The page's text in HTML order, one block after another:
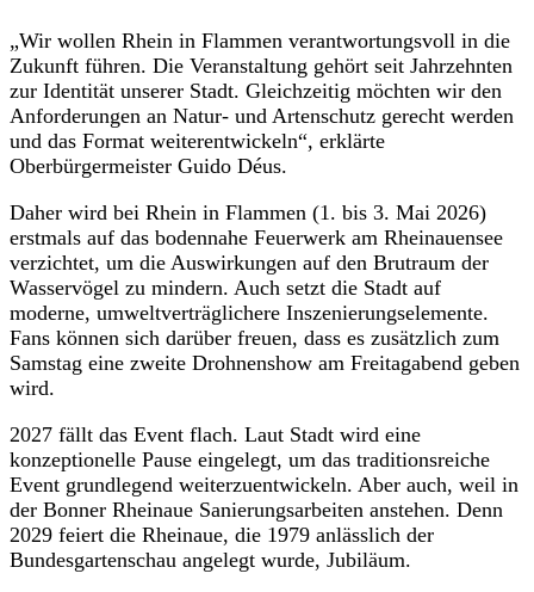
„Wir wollen Rhein in Flammen verantwortungsvoll in die
Zukunft führen. Die Veranstaltung gehört seit Jahrzehnten
zur Identität unserer Stadt. Gleichzeitig möchten wir den
Anforderungen an Natur- und Artenschutz gerecht werden
und das Format weiterentwickeln“, erklärte
Oberbürgermeister Guido Déus.
Daher wird bei Rhein in Flammen (1. bis 3. Mai 2026)
erstmals auf das bodennahe Feuerwerk am Rheinauensee
verzichtet, um die Auswirkungen auf den Brutraum der
Wasservögel zu mindern. Auch setzt die Stadt auf
moderne, umweltverträglichere Inszenierungselemente.
Fans können sich darüber freuen, dass es zusätzlich zum
Samstag eine zweite Drohnenshow am Freitagabend geben
wird.
2027 fällt das Event flach. Laut Stadt wird eine
konzeptionelle Pause eingelegt, um das traditionsreiche
Event grundlegend weiterzuentwickeln. Aber auch, weil in
der Bonner Rheinaue Sanierungsarbeiten anstehen. Denn
2029 feiert die Rheinaue, die 1979 anlässlich der
Bundesgartenschau angelegt wurde, Jubiläum.